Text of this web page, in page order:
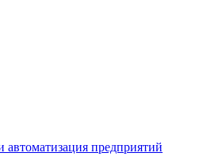
автоматизация предприятий